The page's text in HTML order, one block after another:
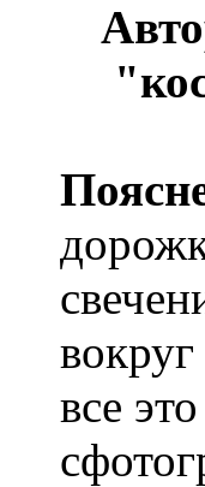
вокруг
все